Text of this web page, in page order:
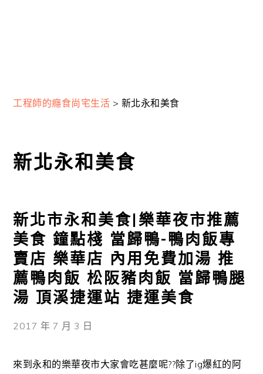
工程師的癮食尚宅生活 > 新北永和美食
新北永和美食
新北市永和美食|樂華夜市推薦
美食 鐘點棧 當歸鴨-鴨肉飯專
賣店 樂華店 內用免費加湯 推
薦鴨肉飯 松阪豬肉飯 當歸鴨腿
湯 頂溪捷運站 捷運美食
2017 年 7 月 3 日
來到永和的樂華夜市大家會吃甚麼呢??除了ig爆紅的阿